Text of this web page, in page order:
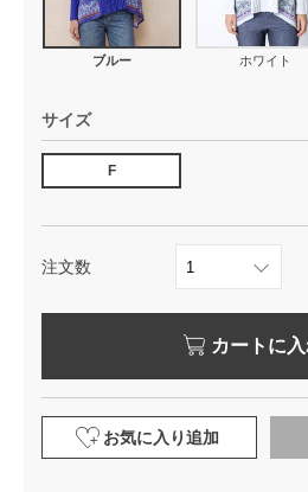
ブルー ホワイト
サイズ
F
注文数
カートに
お気に入り追加